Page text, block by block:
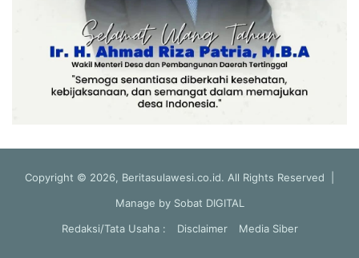
Copyright © 2026, Beritasulawesi.co.id. All Rights Reserved |
Manage by Sobat DIGITAL
Redaksi/Tata Usaha :
Disclaimer Media Siber